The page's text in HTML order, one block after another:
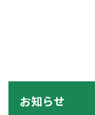
お知らせ